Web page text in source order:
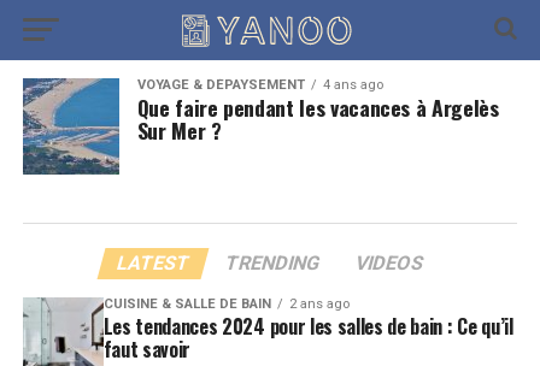
VOYAGE & DÉPAYSEMENT 4 ans ago
Que faire pendant les vacances à Argelès
Sur Mer ?
LATEST TRENDING VIDEOS
CUISINE & SALLE DE BAIN 2 ans ago
Les tendances 2024 pour les salles de bain : Ce qu’il
faut savoir